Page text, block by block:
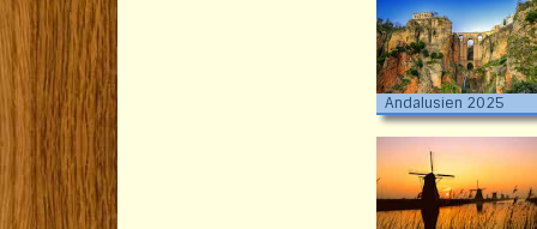
Andalusien 2025